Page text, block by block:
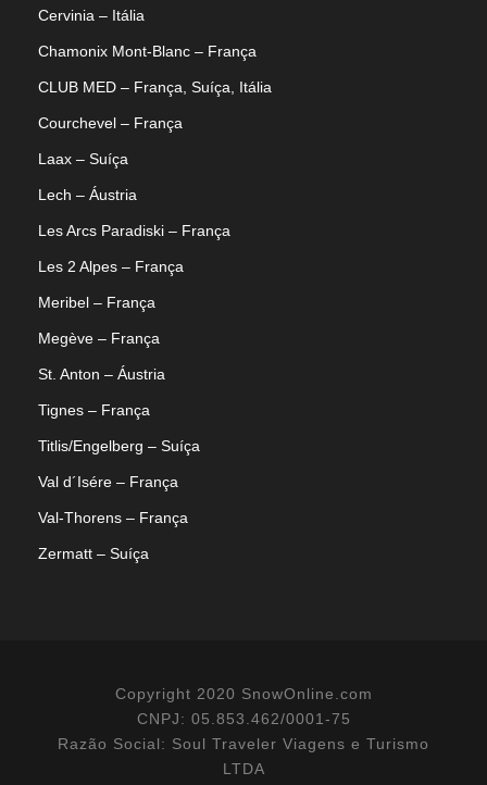
Cervinia – Itália
Chamonix Mont-Blanc – França
CLUB MED – França, Suíça, Itália
Courchevel – França
Laax – Suíça
Lech – Áustria
Les Arcs Paradiski – França
Les 2 Alpes – França
Meribel – França
Megève – França
St. Anton – Áustria
Tignes – França
Titlis/Engelberg – Suíça
Val d´Isére – França
Val-Thorens – França
Zermatt – Suíça
Copyright 2020 SnowOnline.com
CNPJ: 05.853.462/0001-75
Razão Social: Soul Traveler Viagens e Turismo
LTDA